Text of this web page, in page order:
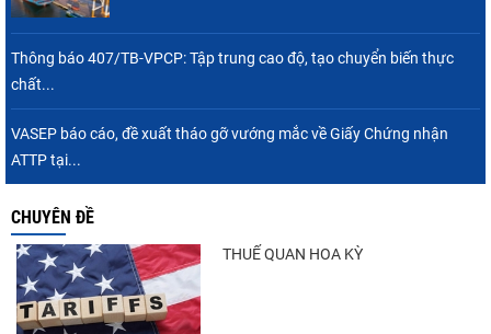
Thông báo 407/TB-VPCP: Tập trung cao độ, tạo chuyển biến thực
chất...
VASEP báo cáo, đề xuất tháo gỡ vướng mắc về Giấy Chứng nhận
ATTP tại...
CHUYÊN ĐỀ
THUẾ QUAN HOA KỲ